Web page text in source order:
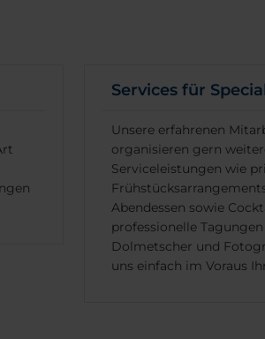
Services für
Unsere erfahrenen
organisieren gern
Serviceleistungen wie
Abendessen sowie
professionelle
Dolmetscher und
uns einfach im Voraus